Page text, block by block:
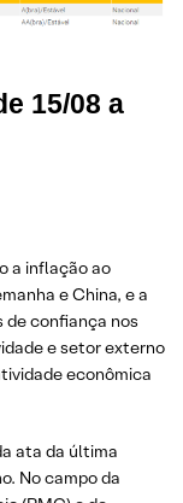
15/08 a
a inflação ao
e China, e a
de confiança nos
e setor externo
econômica
ata da última
No campo da